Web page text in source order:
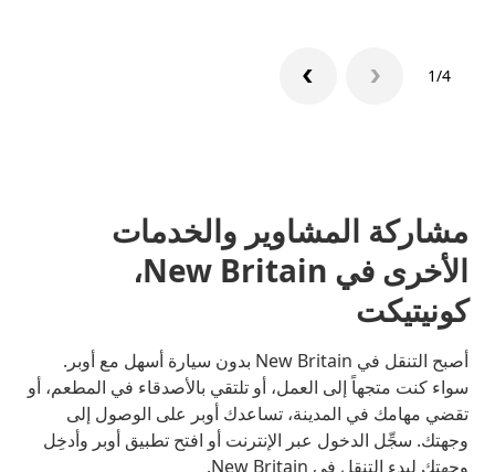
1/4
مشاركة المشاوير والخدمات
الأخرى في New Britain،
كونيتيكت
أصبح التنقل في New Britain بدون سيارة أسهل مع أوبر.
سواء كنت متجهاً إلى العمل، أو تلتقي بالأصدقاء في المطعم، أو
تقضي مهامك في المدينة، تساعدك أوبر على الوصول إلى
وجهتك. سجِّل الدخول عبر الإنترنت أو افتح تطبيق أوبر وأدخِل
وجهتك لبدء التنقل في New Britain.